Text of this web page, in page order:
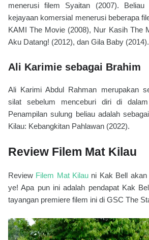
menerusi filem Syaitan (2007). Beliau
kejayaan komersial menerusi beberapa
KAMI The Movie (2008), Nur Kasih The
Aku Datang! (2012), dan Gila Baby (2014).
Ali Karimie sebagai Brahim
Ali Karimi Abdul Rahman merupakan
silat sebelum menceburi diri di
Penampilan sulung beliau adalah
Kilau: Kebangkitan Pahlawan (2022).
Review Filem Mat Kilau
Review Filem Mat Kilau ni Kak Bell
ye! Apa pun ini adalah pendapat Kak
tayangan premiere filem ini di GSC The